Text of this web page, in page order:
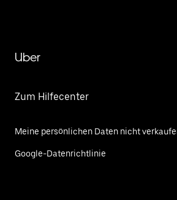
Uber
Zum Hilfecenter
Meine persönlichen Daten nicht
Google-Datenrichtlinie